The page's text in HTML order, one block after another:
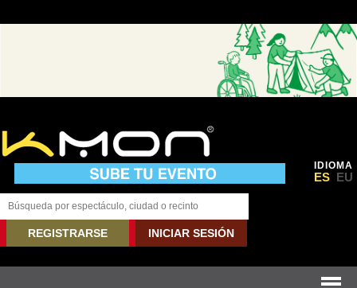
IDIOMA
ES EU
REGISTRARSE INICIAR SESIÓN